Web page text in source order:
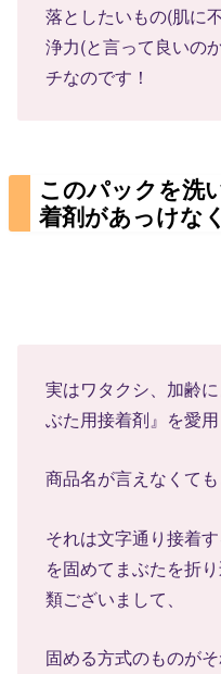
落としたいもの(肌に
浄力(と言って良いの
チなのです！
このパックを洗
着剤があっけな
実はワタクシ、加齢
ぶた用接着剤』を愛用
商品名が言えなくても
それは文字通り接着
を固めてまぶたを折
類ございまして、
固める方式のものが